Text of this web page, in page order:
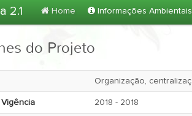
2.1 Home Informações Ambientais
do Projeto
Organização,
2018 - 2018